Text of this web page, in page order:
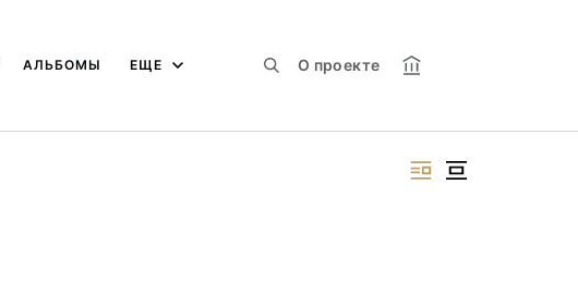
О проекте
АЛЬБОМЫ ЕЩЕ